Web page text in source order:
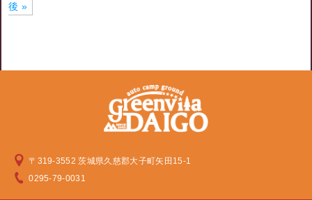
後 »
〒319-3552 茨城県久慈郡大子町矢田15-1
0295-79-0031